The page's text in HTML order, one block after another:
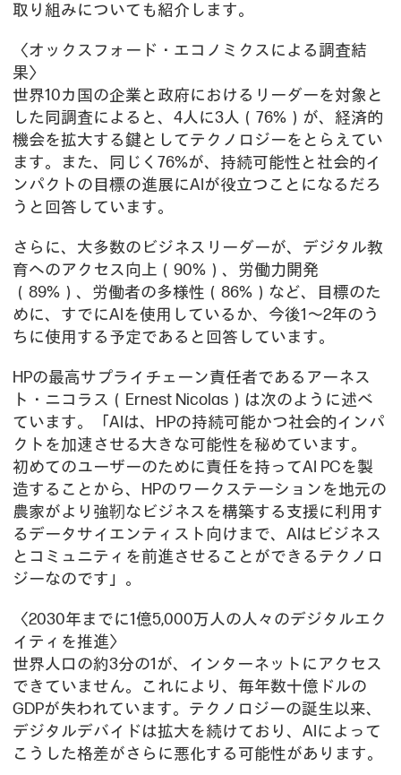
取り組みについても紹介します。
〈オックスフォード・エコノミクスによる調査結
果〉
世界10カ国の企業と政府におけるリーダーを対象と
した同調査によると、4人に3人（76%）が、経済的
機会を拡大する鍵としてテクノロジーをとらえてい
ます。また、同じく76%が、持続可能性と社会的イ
ンパクトの目標の進展にAIが役立つことになるだろ
うと回答しています。
さらに、大多数のビジネスリーダーが、デジタル教
育へのアクセス向上（90%）、労働力開発
（89%）、労働者の多様性（86%）など、目標のた
めに、すでにAIを使用しているか、今後1～2年のう
ちに使用する予定であると回答しています。
HPの最高サプライチェーン責任者であるアーネス
ト・ニコラス（Ernest Nicolas）は次のように述べ
ています。「AIは、HPの持続可能かつ社会的インパ
クトを加速させる大きな可能性を秘めています。
初めてのユーザーのために責任を持ってAI PCを製
造することから、HPのワークステーションを地元の
農家がより強靭なビジネスを構築する支援に利用す
るデータサイエンティスト向けまで、AIはビジネス
とコミュニティを前進させることができるテクノロ
ジーなのです」。
〈2030年までに1億5,000万人の人々のデジタルエク
イティを推進〉
世界人口の約3分の1が、インターネットにアクセス
できていません。これにより、毎年数十億ドルの
GDPが失われています。テクノロジーの誕生以来、
デジタルデバイドは拡大を続けており、AIによって
こうした格差がさらに悪化する可能性があります。